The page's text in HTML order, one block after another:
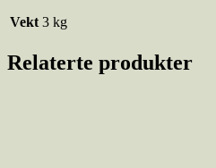
Vekt 3 kg
Relaterte produkter